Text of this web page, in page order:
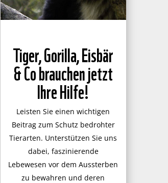
Tiger, Gorilla, Eisbär
& Co brauchen jetzt
Ihre Hilfe!
Leisten Sie einen wichtigen
Beitrag zum Schutz bedrohter
Tierarten. Unterstützen Sie uns
dabei, faszinierende
Lebewesen vor dem Aussterben
zu bewahren und deren